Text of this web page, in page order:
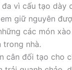
vì cấu tạo dày
giữ nguyên
các món
trong nhà.
đối tạo cho